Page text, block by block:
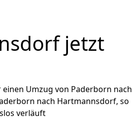
jetzt
Umzug von Paderborn nach
nach Hartmannsdorf, so
verläuft